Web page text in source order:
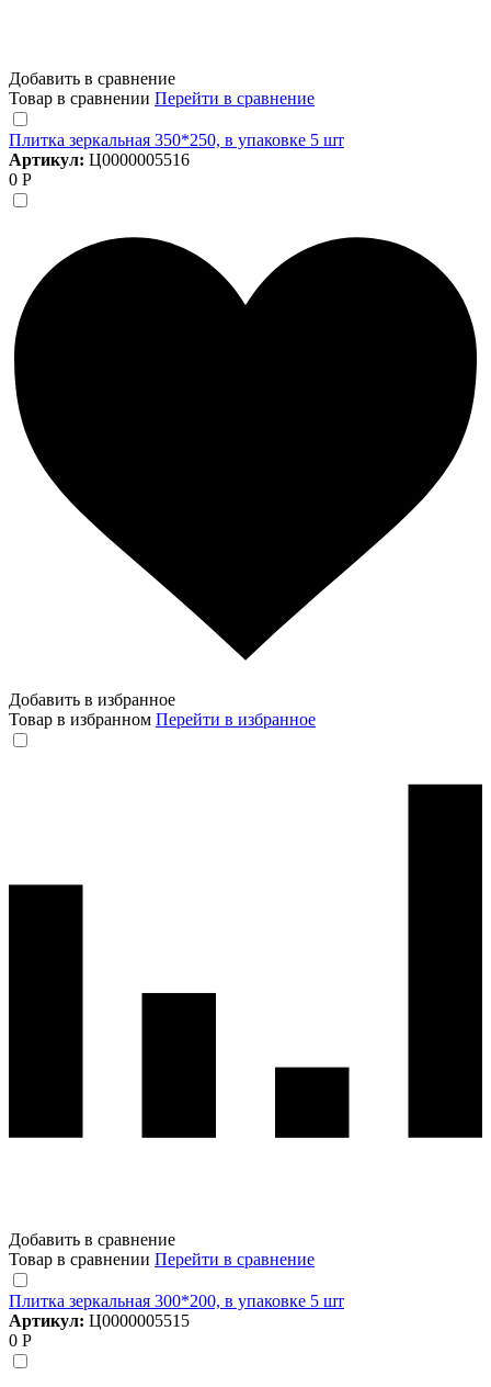
Добавить в сравнение
Товар в сравнении Перейти в сравнение
Плитка зеркальная 350*250, в упаковке 5 шт
Артикул: Ц0000005516
0 Р
Добавить в избранное
Товар в избранном Перейти в избранное
Добавить в сравнение
Товар в сравнении Перейти в сравнение
Плитка зеркальная 300*200, в упаковке 5 шт
Артикул: Ц0000005515
0 Р